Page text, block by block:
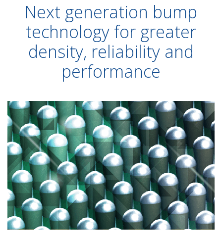
Next generation bump
technology for greater
density, reliability and
performance